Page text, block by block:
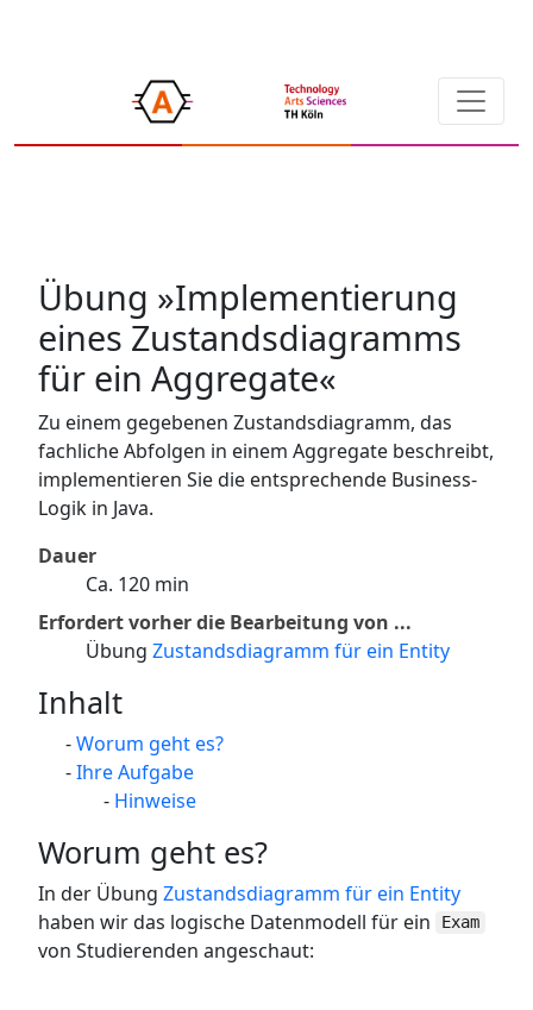
Übung »Implementierung
eines Zustandsdiagramms
für ein Aggregate«
Zu einem gegebenen Zustandsdiagramm, das
fachliche Abfolgen in einem Aggregate beschreibt,
implementieren Sie die entsprechende Business-
Logik in Java.
Dauer
Ca. 120 min
Erfordert vorher die Bearbeitung von ...
Übung Zustandsdiagramm für ein Entity
Inhalt
Worum geht es?
Ihre Aufgabe
Hinweise
Worum geht es?
In der Übung Zustandsdiagramm für ein Entity
haben wir das logische Datenmodell für ein
Exam
von Studierenden angeschaut: